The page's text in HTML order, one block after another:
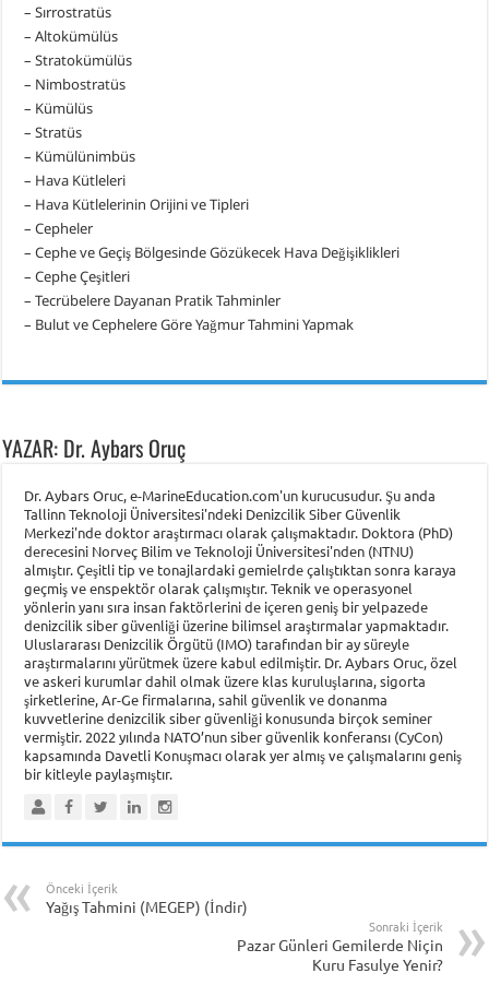
– Sırrostratüs
– Altokümülüs
– Stratokümülüs
– Nimbostratüs
– Kümülüs
– Stratüs
– Kümülünimbüs
– Hava Kütleleri
– Hava Kütlelerinin Orijini ve Tipleri
– Cepheler
– Cephe ve Geçiş Bölgesinde Gözükecek Hava Değişiklikleri
– Cephe Çeşitleri
– Tecrübelere Dayanan Pratik Tahminler
– Bulut ve Cephelere Göre Yağmur Tahmini Yapmak
YAZAR: Dr. Aybars Oruç
Dr. Aybars Oruc, e-MarineEducation.com'un kurucusudur. Şu anda
Tallinn Teknoloji Üniversitesi'ndeki Denizcilik Siber Güvenlik
Merkezi'nde doktor araştırmacı olarak çalışmaktadır. Doktora (PhD)
derecesini Norveç Bilim ve Teknoloji Üniversitesi'nden (NTNU)
almıştır. Çeşitli tip ve tonajlardaki gemielrde çalıştıktan sonra karaya
geçmiş ve enspektör olarak çalışmıştır. Teknik ve operasyonel
yönlerin yanı sıra insan faktörlerini de içeren geniş bir yelpazede
denizcilik siber güvenliği üzerine bilimsel araştırmalar yapmaktadır.
Uluslararası Denizcilik Örgütü (IMO) tarafından bir ay süreyle
araştırmalarını yürütmek üzere kabul edilmiştir. Dr. Aybars Oruc, özel
ve askeri kurumlar dahil olmak üzere klas kuruluşlarına, sigorta
şirketlerine, Ar-Ge firmalarına, sahil güvenlik ve donanma
kuvvetlerine denizcilik siber güvenliği konusunda birçok seminer
vermiştir. 2022 yılında NATO’nun siber güvenlik konferansı (CyCon)
kapsamında Davetli Konuşmacı olarak yer almış ve çalışmalarını geniş
bir kitleyle paylaşmıştır.
Önceki İçerik
Yağış Tahmini (MEGEP) (İndir)
Sonraki İçerik
Pazar Günleri Gemilerde Niçin
Kuru Fasulye Yenir?